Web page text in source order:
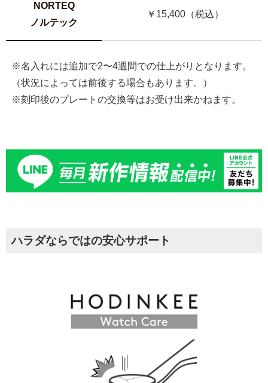
NORTEQ
ノルテック
￥15,400（税込）
※名入れには追加で2〜4週間での仕上がりとなります。
（状況によっては前後する場合もあります。）
※刻印後のプレートの交換等はお受け出来かねます。
ハラダならではの安心サポート